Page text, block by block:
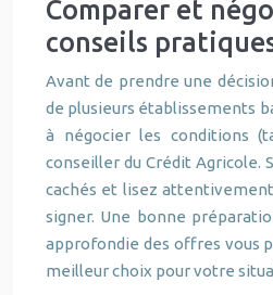
Comparer et
conseils
Avant de prendre une
de plusieurs établissements
à négocier les conditions
conseiller du Crédit Agricole.
cachés et lisez
signer. Une bonne
approfondie des offres vous
meilleur choix pour votre